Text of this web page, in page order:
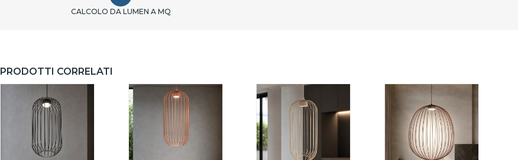
CALCOLO DA LUMEN A MQ
PRODOTTI CORRELATI